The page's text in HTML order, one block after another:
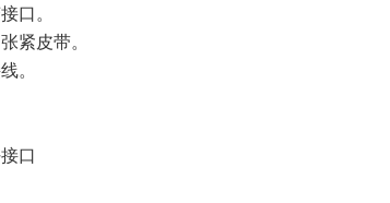
口。
紧皮带。
。
口